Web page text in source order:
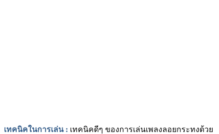
เทคนิคในการเล่น: เทคนิคดีๆ ของการเล่นเพลงลอยกระทงด้วย